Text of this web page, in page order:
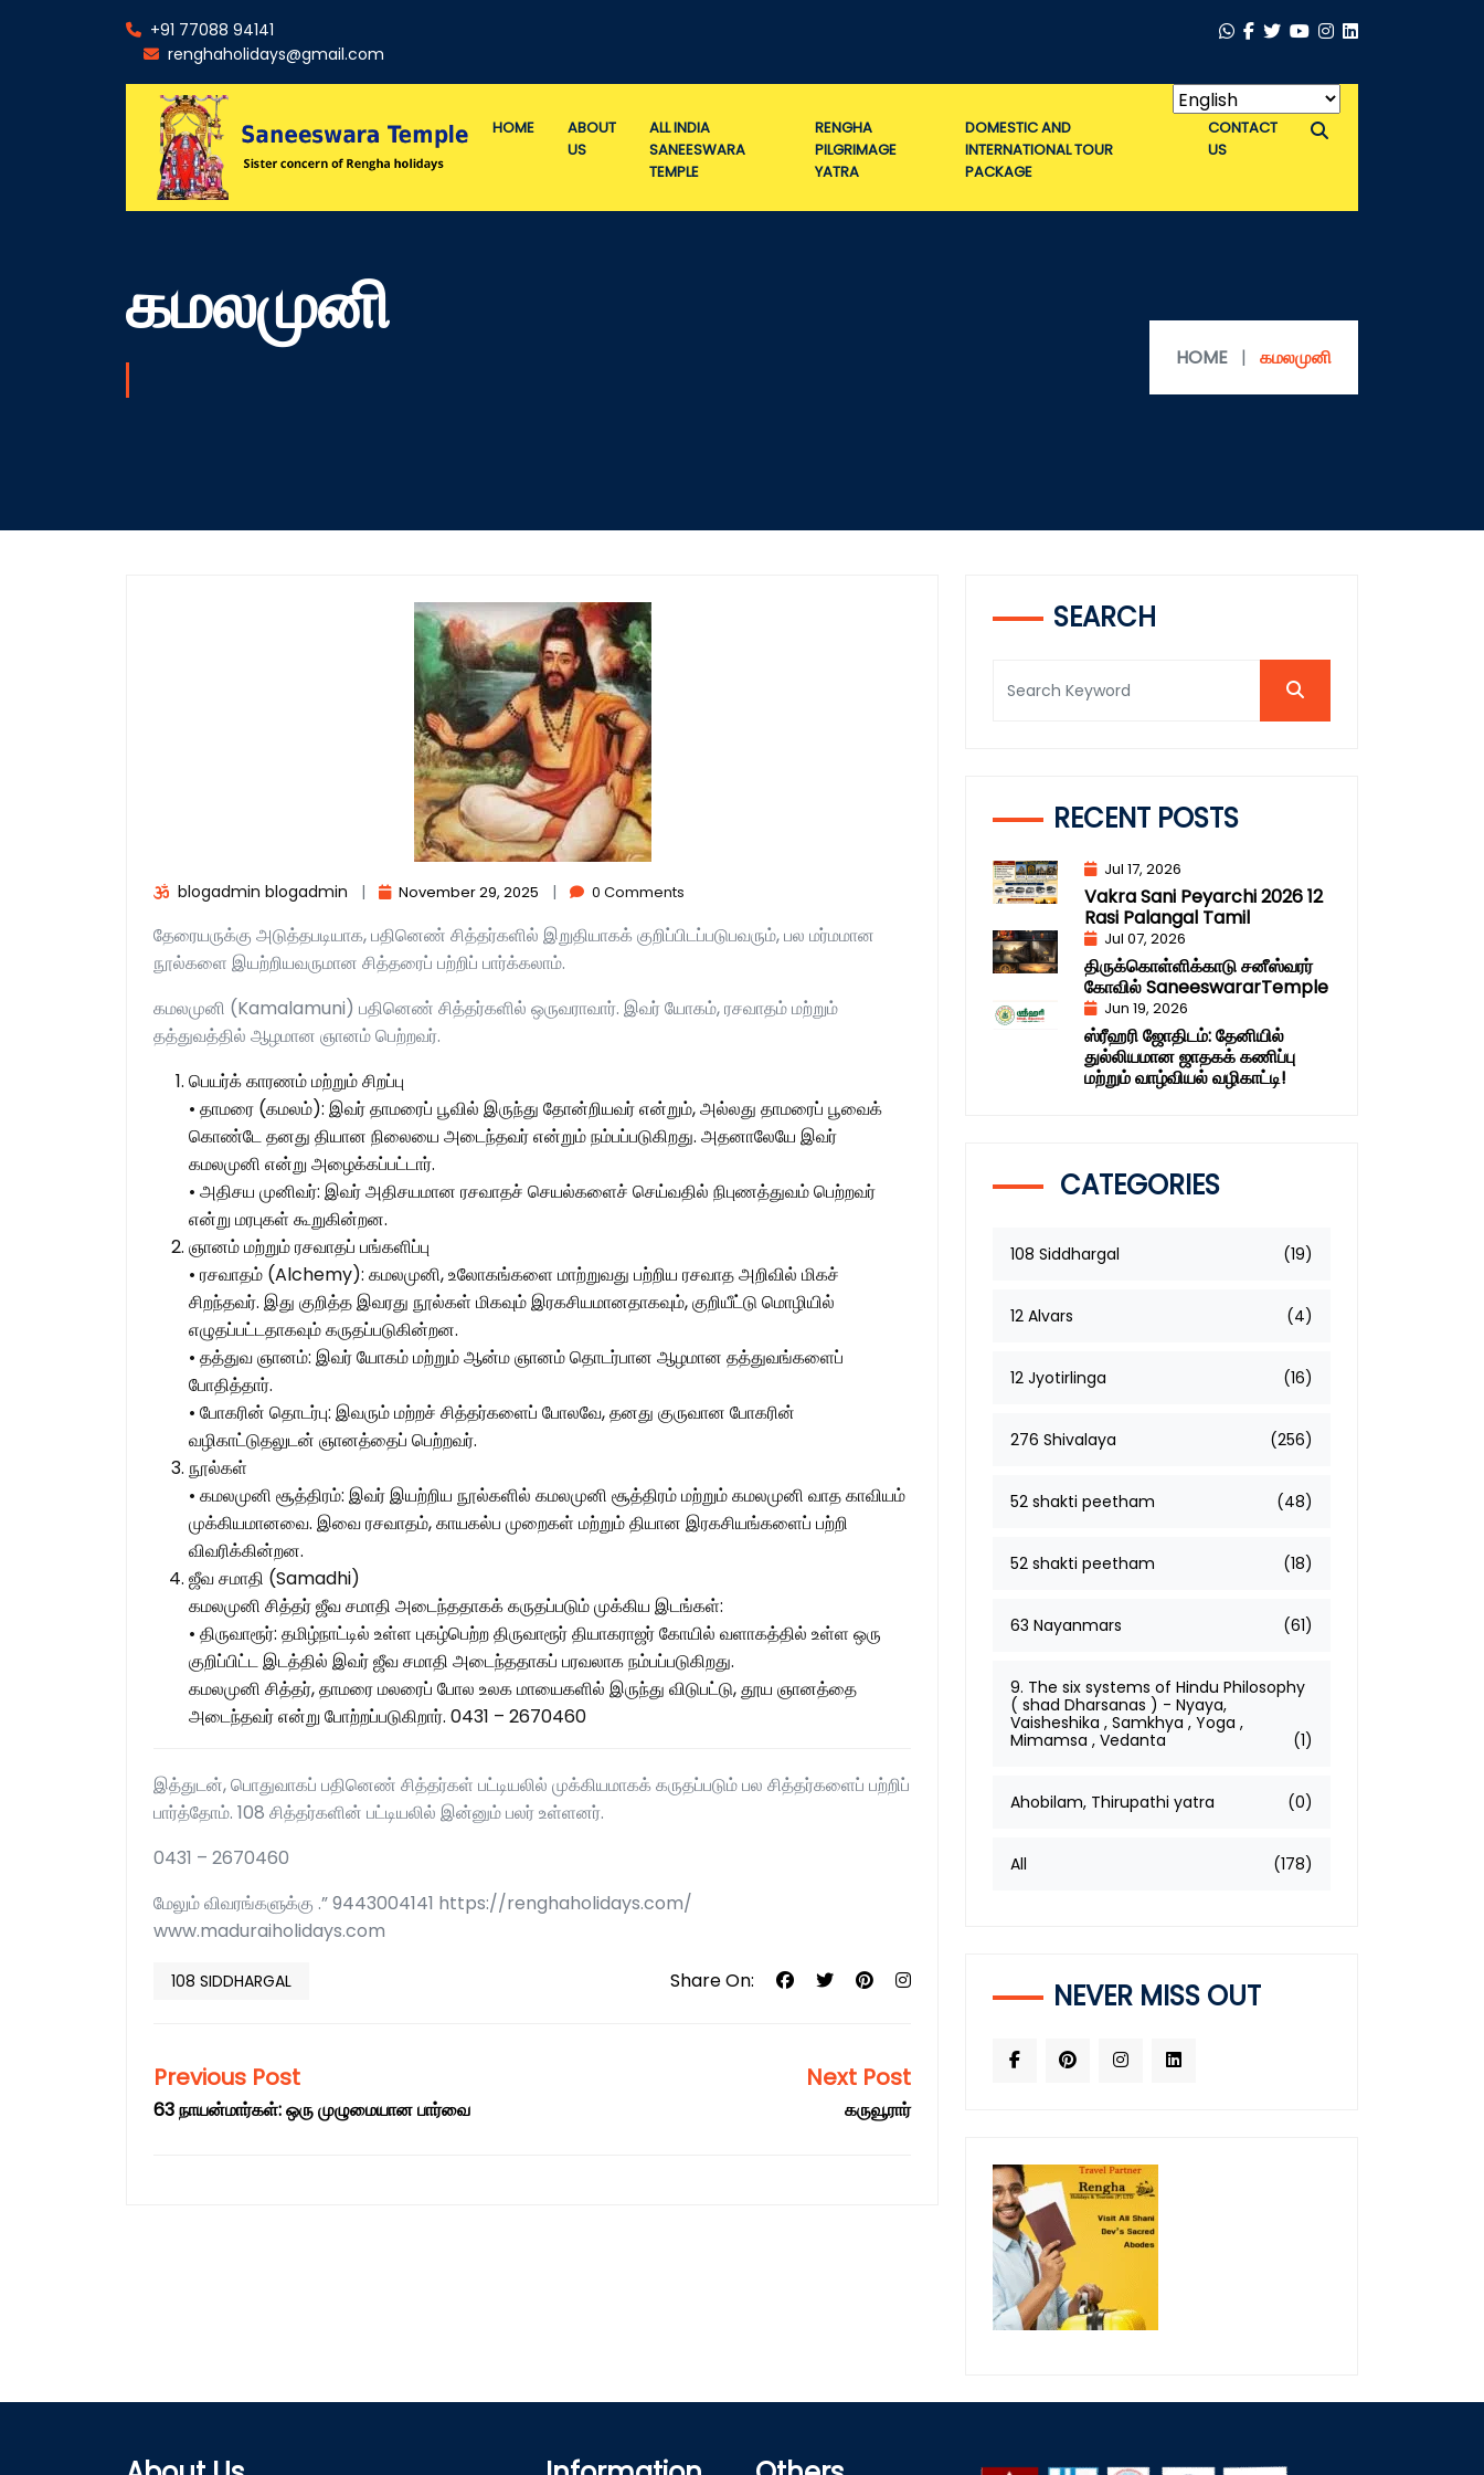
+91 77088 94141
renghaholidays@gmail.com
HOME
ABOUT
US
ALL INDIA
SANEESWARA
TEMPLE
RENGHA
PILGRIMAGE
YATRA
DOMESTIC AND
INTERNATIONAL TOUR
PACKAGE
CONTACT
US
கமலமுனி
HOME | கமலமுனி
blogadmin blogadmin | November 29, 2025 | 0 Comments
தேரையருக்கு அடுத்தபடியாக, பதினெண் சித்தர்களில் இறுதியாகக் குறிப்பிடப்படுபவரும், பல மர்மமான
நூல்களை இயற்றியவருமான சித்தரைப் பற்றிப் பார்க்கலாம்.
கமலமுனி (Kamalamuni) பதினெண் சித்தர்களில் ஒருவராவார். இவர் யோகம், ரசவாதம் மற்றும்
தத்துவத்தில் ஆழமான ஞானம் பெற்றவர்.
பெயர்க் காரணம் மற்றும் சிறப்பு
• தாமரை (கமலம்): இவர் தாமரைப் பூவில் இருந்து தோன்றியவர் என்றும், அல்லது தாமரைப் பூவைக்
கொண்டே தனது தியான நிலையை அடைந்தவர் என்றும் நம்பப்படுகிறது. அதனாலேயே இவர்
கமலமுனி என்று அழைக்கப்பட்டார்.
• அதிசய முனிவர்: இவர் அதிசயமான ரசவாதச் செயல்களைச் செய்வதில் நிபுணத்துவம் பெற்றவர்
என்று மரபுகள் கூறுகின்றன.
ஞானம் மற்றும் ரசவாதப் பங்களிப்பு
• ரசவாதம் (Alchemy): கமலமுனி, உலோகங்களை மாற்றுவது பற்றிய ரசவாத அறிவில் மிகச்
சிறந்தவர். இது குறித்த இவரது நூல்கள் மிகவும் இரகசியமானதாகவும், குறியீட்டு மொழியில்
எழுதப்பட்டதாகவும் கருதப்படுகின்றன.
• தத்துவ ஞானம்: இவர் யோகம் மற்றும் ஆன்ம ஞானம் தொடர்பான ஆழமான தத்துவங்களைப்
போதித்தார்.
• போகரின் தொடர்பு: இவரும் மற்றச் சித்தர்களைப் போலவே, தனது குருவான போகரின்
வழிகாட்டுதலுடன் ஞானத்தைப் பெற்றவர்.
நூல்கள்
• கமலமுனி சூத்திரம்: இவர் இயற்றிய நூல்களில் கமலமுனி சூத்திரம் மற்றும் கமலமுனி வாத காவியம்
முக்கியமானவை. இவை ரசவாதம், காயகல்ப முறைகள் மற்றும் தியான இரகசியங்களைப் பற்றி
விவரிக்கின்றன.
ஜீவ சமாதி (Samadhi)
கமலமுனி சித்தர் ஜீவ சமாதி அடைந்ததாகக் கருதப்படும் முக்கிய இடங்கள்:
• திருவாரூர்: தமிழ்நாட்டில் உள்ள புகழ்பெற்ற திருவாரூர் தியாகராஜர் கோயில் வளாகத்தில் உள்ள ஒரு
குறிப்பிட்ட இடத்தில் இவர் ஜீவ சமாதி அடைந்ததாகப் பரவலாக நம்பப்படுகிறது.
கமலமுனி சித்தர், தாமரை மலரைப் போல உலக மாயைகளில் இருந்து விடுபட்டு, தூய ஞானத்தை
அடைந்தவர் என்று போற்றப்படுகிறார். 0431 – 2670460
இத்துடன், பொதுவாகப் பதினெண் சித்தர்கள் பட்டியலில் முக்கியமாகக் கருதப்படும் பல சித்தர்களைப் பற்றிப்
பார்த்தோம். 108 சித்தர்களின் பட்டியலில் இன்னும் பலர் உள்ளனர்.
0431 – 2670460
மேலும் விவரங்களுக்கு .” 9443004141 https://renghaholidays.com/
www.maduraiholidays.com
108 SIDDHARGAL Share On:
Previous Post
63 நாயன்மார்கள்: ஒரு முழுமையான பார்வை
Next Post
கருவூரார்
SEARCH
RECENT POSTS
Jul 17, 2026
Vakra Sani Peyarchi 2026 12
Rasi Palangal Tamil
Jul 07, 2026
திருக்கொள்ளிக்காடு சனீஸ்வரர்
கோவில் SaneeswararTemple
Jun 19, 2026
ஸ்ரீஹரி ஜோதிடம்: தேனியில்
துல்லியமான ஜாதகக் கணிப்பு
மற்றும் வாழ்வியல் வழிகாட்டி!
CATEGORIES
108 Siddhargal (19)
12 Alvars (4)
12 Jyotirlinga (16)
276 Shivalaya (256)
52 shakti peetham (48)
52 shakti peetham (18)
63 Nayanmars (61)
9. The six systems of Hindu Philosophy
( shad Dharsanas ) - Nyaya,
Vaisheshika , Samkhya , Yoga ,
Mimamsa , Vedanta
(1)
Ahobilam, Thirupathi yatra (0)
All (178)
NEVER MISS OUT